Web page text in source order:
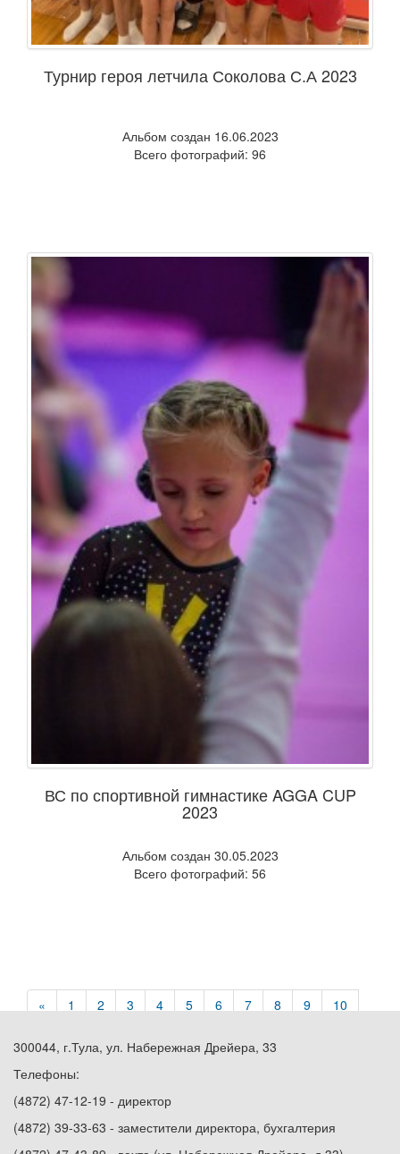
Турнир героя летчила Соколова С.А 2023
Альбом создан 16.06.2023
Всего фотографий: 96
ВС по спортивной гимнастике AGGA CUP
2023
Альбом создан 30.05.2023
Всего фотографий: 56
« 1 2 3 4 5 6 7 8 9
10
300044, г.Тула, ул. Набережная Дрейера, 33
Телефоны:
(4872) 47-12-19 - директор
(4872) 39-33-63 - заместители директора, бухгалтерия